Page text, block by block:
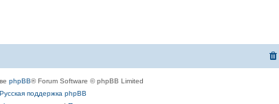
phpBB® Forum Software © phpBB Limited
Русская поддержка phpBB